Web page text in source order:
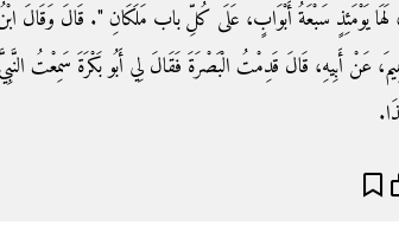
لَهَا يَوْمَئِذٍ سَبْعَةُ أَبْوَابٍ، عَلَى كُلِّ باب مَلَكَانِ ‏"‏‏.‏ قَالَ وَقَالَ
عَنْ أَبِيهِ، قَالَ قَدِمْتُ الْبَصْرَةَ فَقَالَ لِي أَبُو بَكْرَةَ سَمِعْتُ